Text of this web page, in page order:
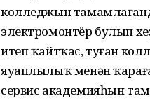
колледжын
электромонтёр булып
итеп ҡайтҡас, туған
яуаплылыҡ менән
сервис академияһын